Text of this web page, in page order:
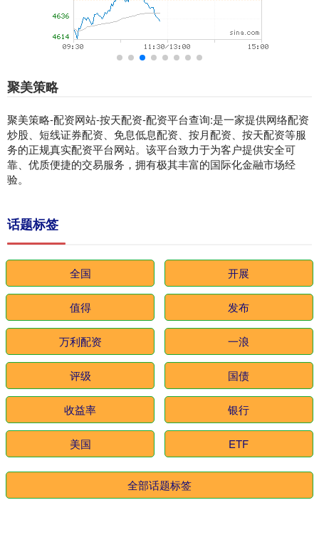
聚美策略
聚美策略-配资网站-按天配资-配资平台查询:是一家提供网络配资
炒股、短线证券配资、免息低息配资、按月配资、按天配资等服
务的正规真实配资平台网站。该平台致力于为客户提供安全可
靠、优质便捷的交易服务，拥有极其丰富的国际化金融市场经
验。
话题标签
全国 开展
值得 发布
万利配资 一浪
评级 国债
收益率 银行
美国 ETF
全部话题标签